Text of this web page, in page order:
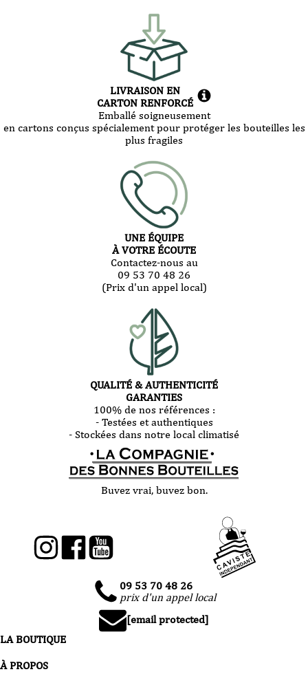
LIVRAISON EN
CARTON RENFORCÉ
Emballé soigneusement
en cartons conçus spécialement pour protéger les bouteilles les
plus fragiles
UNE ÉQUIPE
À VOTRE ÉCOUTE
Contactez-nous au
09 53 70 48 26
(Prix d'un appel local)
QUALITÉ & AUTHENTICITÉ
GARANTIES
100% de nos références :
- Testées et authentiques
- Stockées dans notre local climatisé
Buvez vrai, buvez bon.
09 53 70 48 26
prix d'un appel local
[email protected]
LA BOUTIQUE
À PROPOS